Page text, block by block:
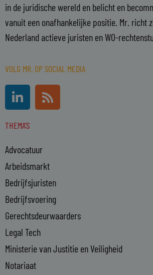
in de juridische wereld en belicht en
vanuit een onafhankelijke positie. Mr. richt
Nederland actieve juristen en WO-
VOLG MR. OP SOCIAL MEDIA
i
k
d
i
n
-
i
n
R
s
THEMA'S
Advocatuur
Arbeidsmarkt
Bedrijfsjuristen
Bedrijfsvoering
Gerechtsdeurwaarders
Legal Tech
Ministerie van Justitie en Veiligheid
Notariaat